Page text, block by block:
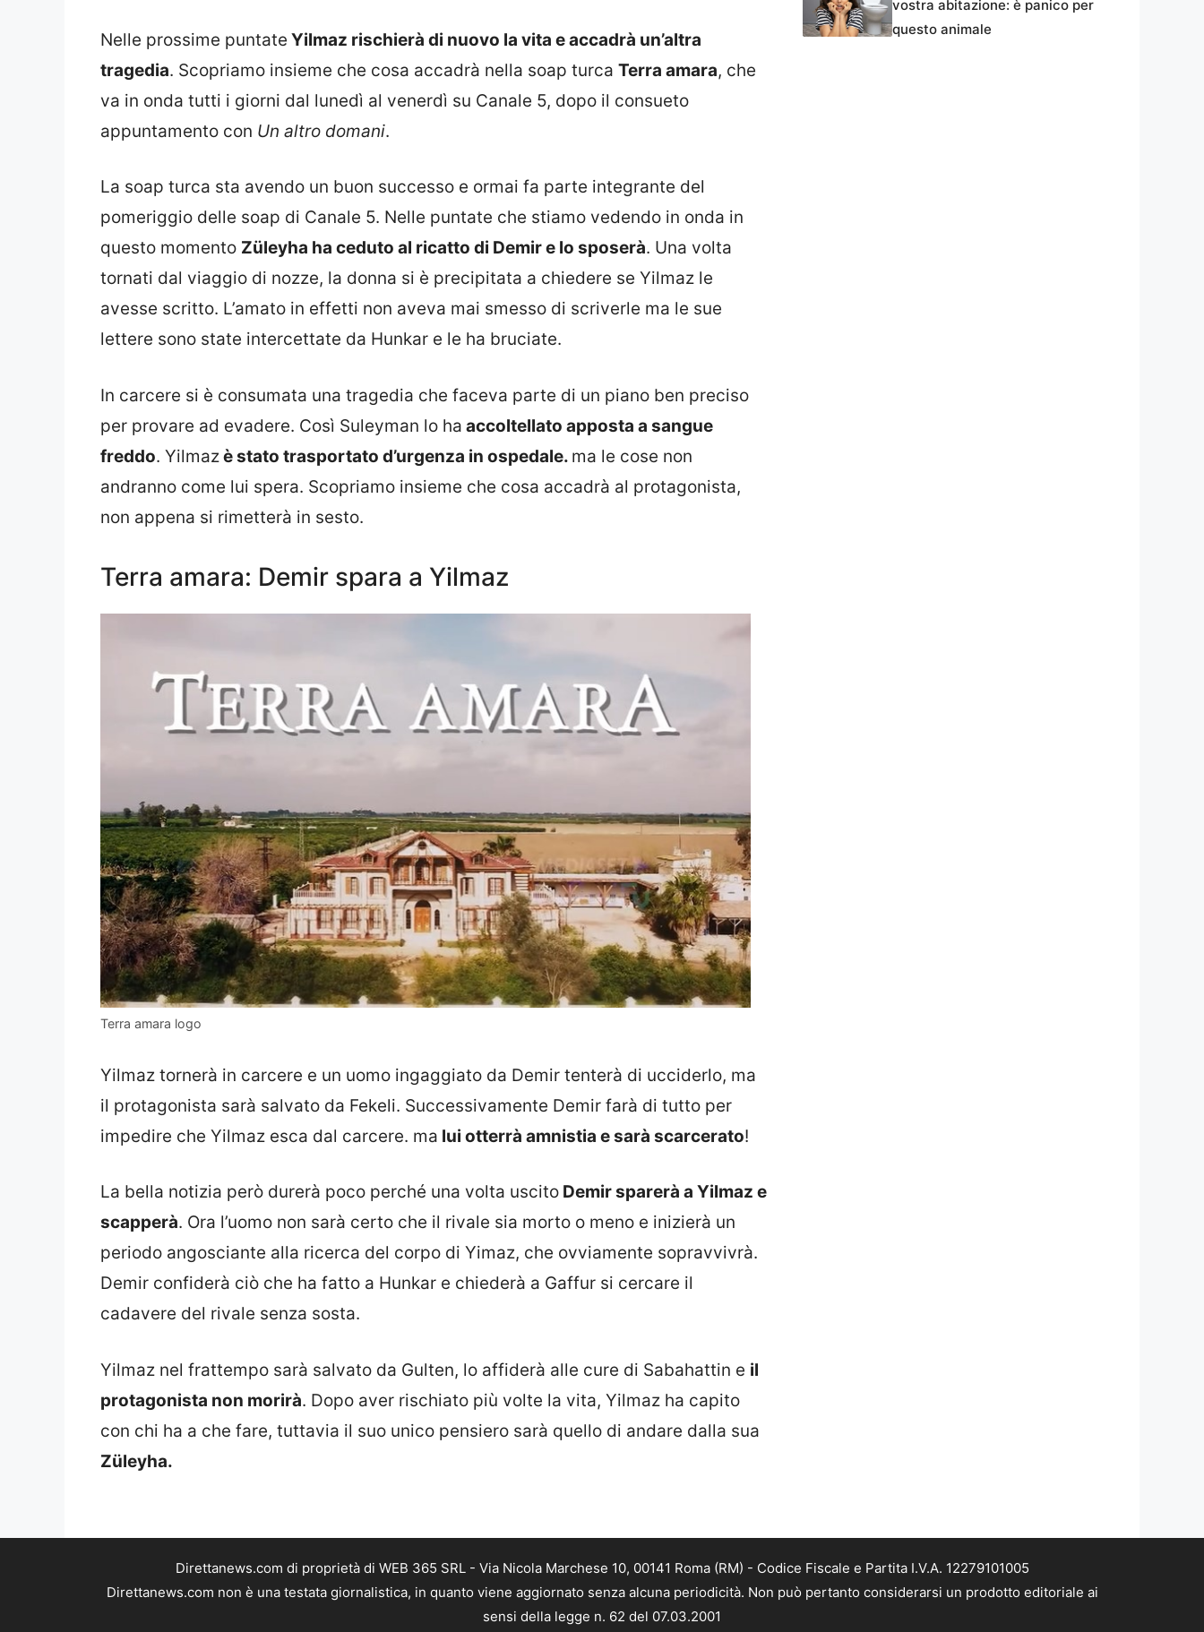
Nelle prossime puntate Yilmaz rischierà di nuovo la vita e accadrà un’altra
tragedia. Scopriamo insieme che cosa accadrà nella soap turca Terra amara, che
va in onda tutti i giorni dal lunedì al venerdì su Canale 5, dopo il consueto
appuntamento con Un altro domani.
La soap turca sta avendo un buon successo e ormai fa parte integrante del
pomeriggio delle soap di Canale 5. Nelle puntate che stiamo vedendo in onda in
questo momento Züleyha ha ceduto al ricatto di Demir e lo sposerà. Una volta
tornati dal viaggio di nozze, la donna si è precipitata a chiedere se Yilmaz le
avesse scritto. L’amato in effetti non aveva mai smesso di scriverle ma le sue
lettere sono state intercettate da Hunkar e le ha bruciate.
In carcere si è consumata una tragedia che faceva parte di un piano ben preciso
per provare ad evadere. Così Suleyman lo ha accoltellato apposta a sangue
freddo. Yilmazè stato trasportato d’urgenza in ospedale. ma le cose non
andranno come lui spera. Scopriamo insieme che cosa accadrà al protagonista,
non appena si rimetterà in sesto.
Terra amara: Demir spara a Yilmaz
Terra amara logo
Yilmaz tornerà in carcere e un uomo ingaggiato da Demir tenterà di ucciderlo, ma
il protagonista sarà salvato da Fekeli. Successivamente Demir farà di tutto per
impedire che Yilmaz esca dal carcere. ma lui otterrà amnistia e sarà scarcerato!
La bella notizia però durerà poco perché una volta uscito Demir sparerà a Yilmaz e
scapperà. Ora l’uomo non sarà certo che il rivale sia morto o meno e inizierà un
periodo angosciante alla ricerca del corpo di Yimaz, che ovviamente sopravvivrà.
Demir confiderà ciò che ha fatto a Hunkar e chiederà a Gaffur si cercare il
cadavere del rivale senza sosta.
Yilmaz nel frattempo sarà salvato da Gulten, lo affiderà alle cure di Sabahattin e il
protagonista non morirà. Dopo aver rischiato più volte la vita, Yilmaz ha capito
con chi ha a che fare, tuttavia il suo unico pensiero sarà quello di andare dalla sua
Züleyha.
vostra abitazione: è panico per
questo animale
Direttanews.com di proprietà di WEB 365 SRL - Via Nicola Marchese 10, 00141 Roma (RM) - Codice Fiscale e Partita I.V.A. 12279101005
Direttanews.com non è una testata giornalistica, in quanto viene aggiornato senza alcuna periodicità. Non può pertanto considerarsi un prodotto editoriale ai
sensi della legge n. 62 del 07.03.2001